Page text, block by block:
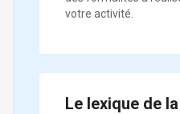
votre activité.
Le lexique de